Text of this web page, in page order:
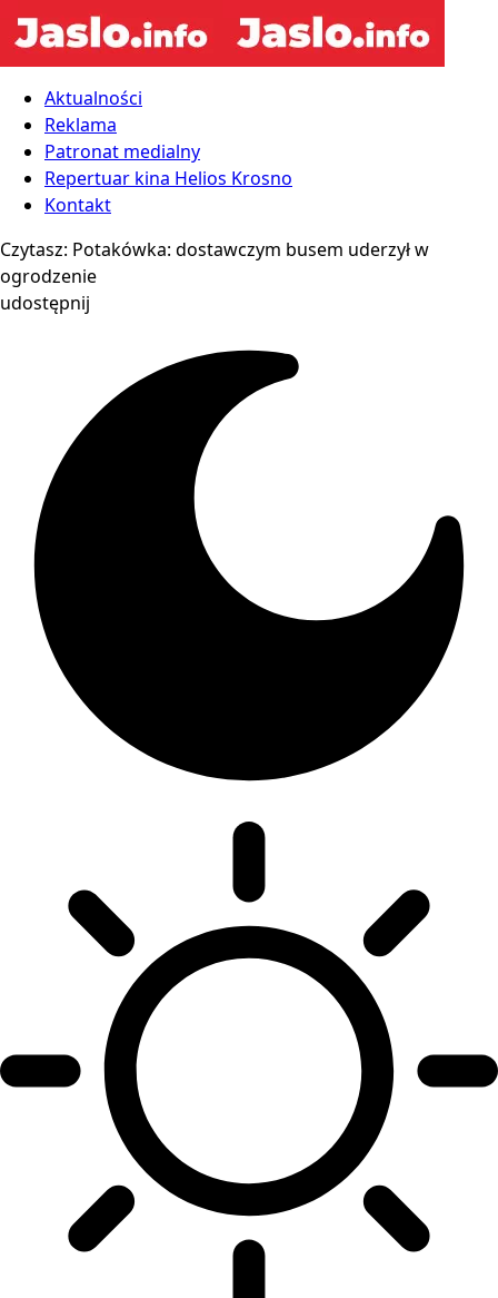
Aktualności
Reklama
Patronat medialny
Repertuar kina Helios Krosno
Kontakt
Czytasz: Potakówka: dostawczym busem uderzył w
ogrodzenie
udostępnij